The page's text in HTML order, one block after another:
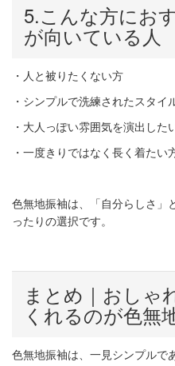
5.こんな方にお
が向いている人
・人と被りたくない方
・シンプルで洗練されたスタイ
・大人っぽい雰囲気を演出した
・一度きりではなく長く着たい
色無地振袖は、「自分らしさ」
ったりの選択です。
まとめ｜おしゃ
くれるのが色無
色無地振袖は、一見シンプルで